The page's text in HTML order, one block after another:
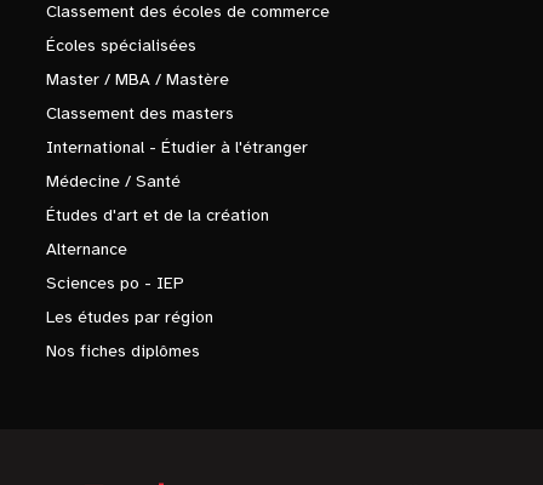
Classement des écoles de commerce
Écoles spécialisées
Master / MBA / Mastère
Classement des masters
International - Étudier à l'étranger
Médecine / Santé
Études d'art et de la création
Alternance
Sciences po - IEP
Les études par région
Nos fiches diplômes